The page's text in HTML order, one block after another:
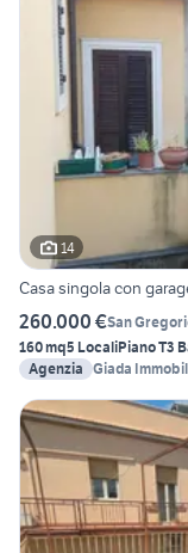
14
Casa singola con
260.000 €San
160 mq5 LocaliPiano T3
Agenzia Giada